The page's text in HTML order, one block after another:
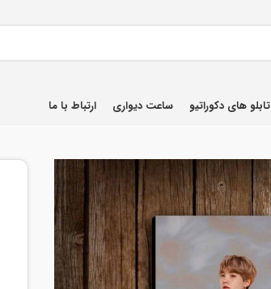
تابلو های دکوراتیو ساعت دیواری ارتباط با ما